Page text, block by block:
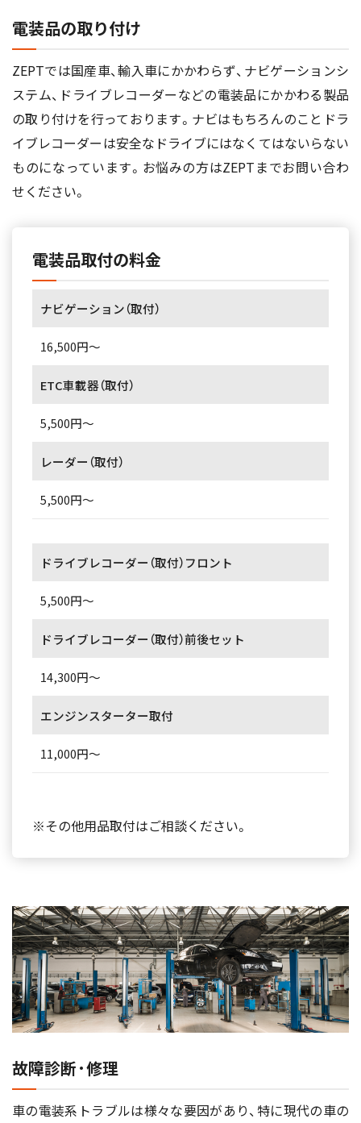
電装品の取り付け
ZEPTでは国産車、輸入車にかかわらず、ナビゲーションシ
ステム、ドライブレコーダーなどの電装品にかかわる製品
の取り付けを行っております。ナビはもちろんのことドラ
イブレコーダーは安全なドライブにはなくてはないらない
ものになっています。お悩みの方はZEPTまでお問い合わ
せください。
電装品取付の料金
ナビゲーション（取付）
16,500円～
ETC車載器（取付）
5,500円～
レーダー（取付）
5,500円～
ドライブレコーダー（取付）フロント
5,500円～
ドライブレコーダー（取付）前後セット
14,300円～
エンジンスターター取付
11,000円～
※その他用品取付はご相談ください。
故障診断·修理
車の電装系トラブルは様々な要因があり、特に現代の車の